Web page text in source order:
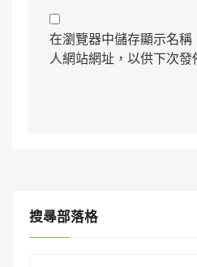
在瀏覽器中儲存顯示名
人網站網址，以供下次發
搜㝷部落格